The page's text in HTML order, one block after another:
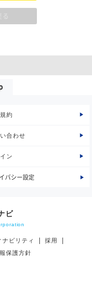
る
約
合わせ
ン
バシー設定
ビ
ナビリティ
採用
保護方針